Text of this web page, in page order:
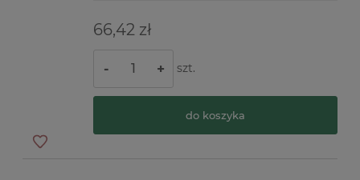
66,42 zł
- + szt.
do koszyka